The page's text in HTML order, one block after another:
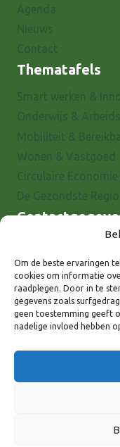
Om de beste ervaringen
cookies om informatie
raadplegen. Door in te
gegevens zoals
geen toestemming geeft
nadelige invloed hebben
Thematafels
7001 EX Doetinchem
E-mail: info@8rhk.nl
Telefoonnummers
Privacyverklaring